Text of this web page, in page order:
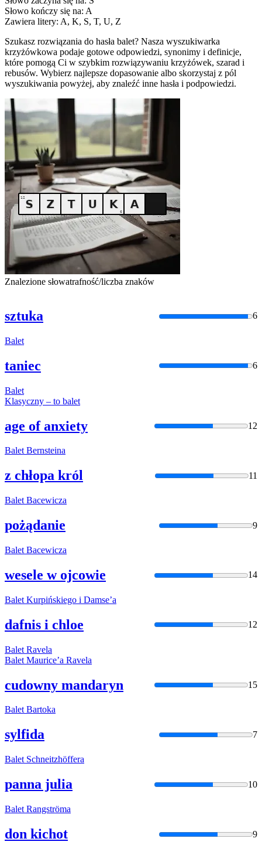
Słowo kończy się na: A
Zawiera litery: A, K, S, T, U, Z
Szukasz rozwiązania do hasła balet? Nasza wyszukiwarka
krzyżówkowa podaje gotowe odpowiedzi, synonimy i definicje,
które pomogą Ci w szybkim rozwiązywaniu krzyżówek, szarad i
rebusów. Wybierz najlepsze dopasowanie albo skorzystaj z pól
wyszukiwania powyżej, aby znaleźć inne hasła i podpowiedzi.
Znalezione słowatrafność/liczba znaków
sztuka 6
Balet
taniec 6
Balet
Klasyczny – to balet
age of anxiety 12
BaletBernsteina
z chłopa król 11
Balet Bacewicza
pożądanie 9
Balet Bacewicza
wesele w ojcowie 14
Balet Kurpińskiego i Damse’a
dafnis i chloe 12
Balet Ravela
Balet Maurice’a Ravela
cudowny mandaryn 15
BaletBartoka
sylfida 7
Balet Schneitzhöffera
panna julia 10
Balet Rangströma
don kichot 9